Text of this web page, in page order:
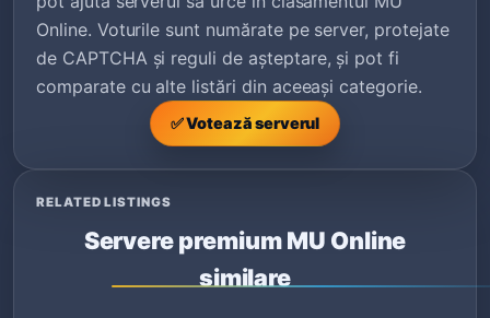
Online. Voturile sunt numărate pe server, protejate
de CAPTCHA și reguli de așteptare, și pot fi
comparate cu alte listări din aceeași categorie.
✅ Votează serverul
RELATED LISTINGS
Servere premium MU Online
similare